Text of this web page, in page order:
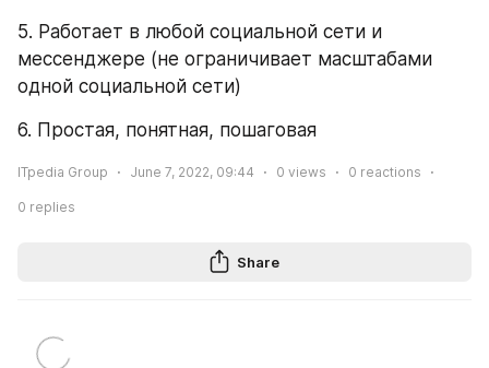
5. Работает в любой социальной сети и
мессенджере (не ограничивает масштабами
одной социальной сети)
6. Простая, понятная, пошаговая
ITpedia Group June 7, 2022, 09:44 0 views 0 reactions
0 replies
Share